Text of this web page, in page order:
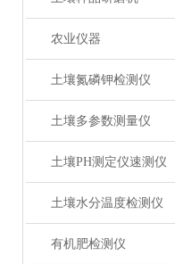
农业仪器
土壤氮磷钾检测仪
土壤多参数测量仪
土壤PH测定仪速测仪
土壤水分温度检测仪
有机肥检测仪